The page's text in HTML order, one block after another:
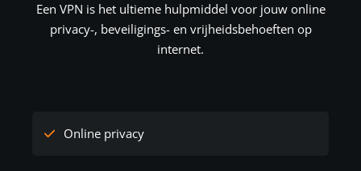
Een VPN is het ultieme hulpmiddel voor jouw online
privacy-, beveiligings- en vrijheidsbehoeften op
internet.
Online privacy